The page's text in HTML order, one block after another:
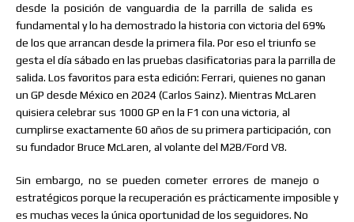
desde la posición de vanguardia de la parrilla de salida es
fundamental y lo ha demostrado la historia con victoria del 69%
de los que arrancan desde la primera fila. Por eso el triunfo se
gesta el día sábado en las pruebas clasificatorias para la parrilla de
salida. Los favoritos para esta edición: Ferrari, quienes no ganan
un GP desde México en 2024 (Carlos Sainz). Mientras McLaren
quisiera celebrar sus 1000 GP en la F1 con una victoria, al
cumplirse exactamente 60 años de su primera participación, con
su fundador Bruce McLaren, al volante del M2B/Ford V8.
Sin embargo, no se pueden cometer errores de manejo o
estratégicos porque la recuperación es prácticamente imposible y
es muchas veces la única oportunidad de los seguidores. No